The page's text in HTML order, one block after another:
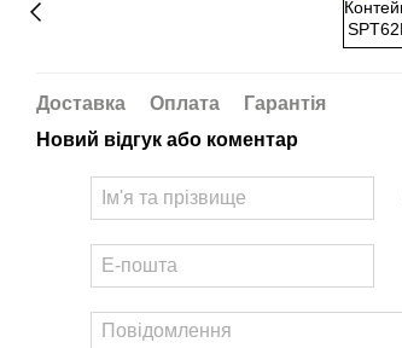
Доставка Оплата
Гарантія
Новий відгук або коментар